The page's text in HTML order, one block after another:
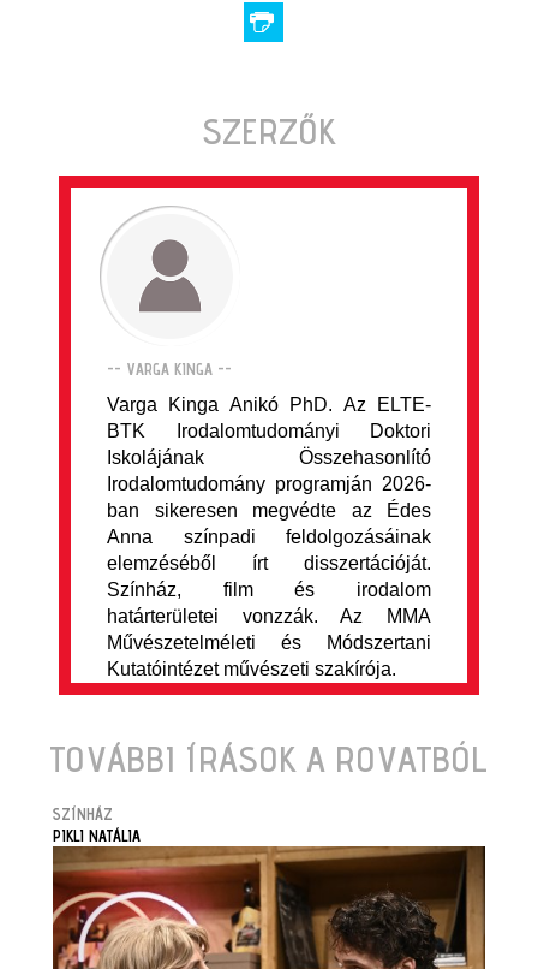
SZERZŐK
-- VARGA KINGA --
Varga Kinga Anikó PhD. Az ELTE-
BTK Irodalomtudományi Doktori
Iskolájának Összehasonlító
Irodalomtudomány programján 2026-
ban sikeresen megvédte az Édes
Anna színpadi feldolgozásáinak
elemzéséből írt disszertációját.
Színház, film és irodalom
határterületei vonzzák. Az MMA
Művészetelméleti és Módszertani
Kutatóintézet művészeti szakírója.
TOVÁBBI ÍRÁSOK A ROVATBÓL
SZÍNHÁZ
PIKLI NATÁLIA